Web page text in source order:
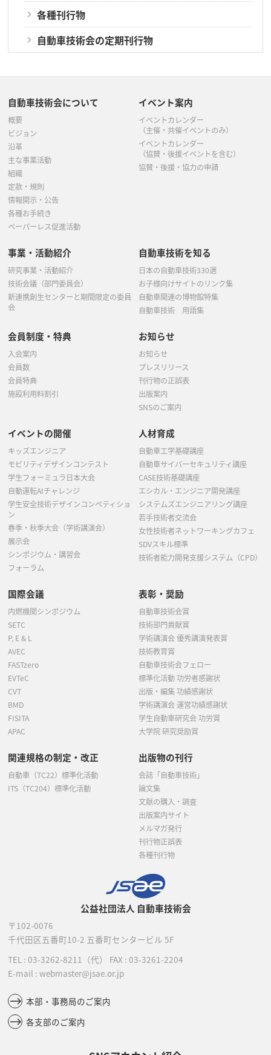
各種刊行物
自動車技術会の定期刊行物
公益社団法人 自動車技術会
〒102-0076
千代田区五番町10-2 五番町センタービル 5F
TEL : 03-3262-8211 （代） FAX : 03-3261-2204
E-mail : webmaster@jsae.or.jp
本部・事務局のご案内
各支部のご案内
自動車技術会について
概要
ビジョン
沿革
主な事業活動
組織
定款・規則
情報開示・公告
各種お手続き
ペーパーレス促進活動
イベント案内
イベントカレンダー
（主催・共催イベントのみ）
イベントカレンダー
（協賛・後援イベントを含む）
協賛・後援・協力の申請
事業・活動紹介
研究事業・活動紹介
技術会議（部門委員会）
新連携創生センターと期間限定の委員
会
自動車技術を知る
日本の自動車技術330選
お子様向けサイトのリンク集
自動車関連の博物館特集
自動車技術 用語集
会員制度・特典
入会案内
会員数
会員特典
施設利用料割引
お知らせ
お知らせ
プレスリリース
刊行物の正誤表
出版案内
SNSのご案内
イベントの開催
キッズエンジニア
モビリティデザインコンテスト
学生フォーミュラ日本大会
自動運転AIチャレンジ
学生安全技術デザインコンペティショ
ン
春季・秋季大会（学術講演会）
展示会
シンポジウム・講習会
フォーラム
人材育成
自動車工学基礎講座
自動車サイバーセキュリティ講座
CASE技術基礎講座
エシカル・エンジニア開発講座
システムズエンジニアリング講座
若手技術者交流会
女性技術者ネットワーキングカフェ
SDVスキル標準
技術者能力開発支援システム（CPD）
国際会議
内燃機関シンポジウム
SETC
P, E & L
AVEC
FASTzero
EVTeC
CVT
BMD
FISITA
APAC
表彰・奨励
自動車技術会賞
技術部門貢献賞
学術講演会 優秀講演発表賞
技術教育賞
自動車技術会フェロー
標準化活動 功労者感謝状
出版・編集 功績感謝状
学術講演会 運営功績感謝状
学生自動車研究会 功労賞
大学院 研究奨励賞
関連規格の制定・改正
自動車（TC22）標準化活動
ITS（TC204）標準化活動
出版物の刊行
会誌「自動車技術」
論文集
文献の購入・調査
出版案内サイト
メルマガ発行
刊行物正誤表
各種刊行物